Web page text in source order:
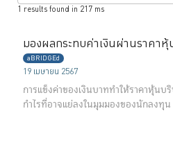
1 results found in 217 ms
มองผลกระทบค่าเงินผ่านราคา
aBRIDGEd
19 เมษายน 2567
การแข็งค่าของเงินบาททำให้ราคาหุ้น
กำไรที่อาจแย่ลงในมุมมองของนักลงทุน